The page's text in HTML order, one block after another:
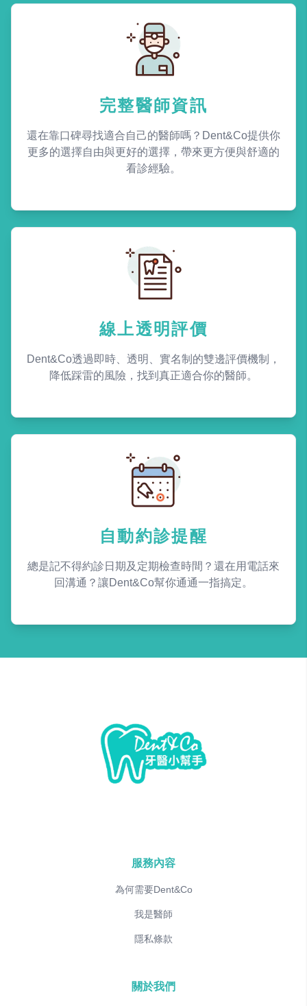
完整醫師資訊
還在靠口碑尋找適合自己的醫師嗎？Dent&Co提供你
更多的選擇自由與更好的選擇，帶來更方便與舒適的
看診經驗。
線上透明評價
Dent&Co透過即時、透明、實名制的雙邊評價機制，
降低踩雷的風險，找到真正適合你的醫師。
自動約診提醒
總是記不得約診日期及定期檢查時間？還在用電話來
回溝通？讓Dent&Co幫你通通一指搞定。
服務內容
為何需要Dent&Co
我是醫師
隱私條款
關於我們